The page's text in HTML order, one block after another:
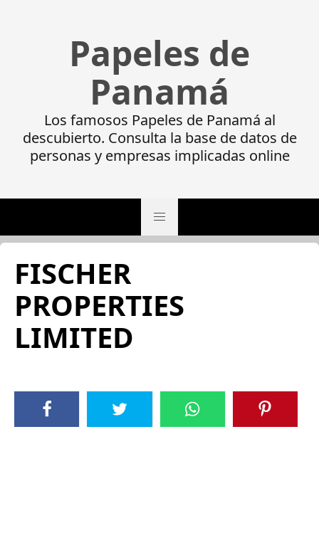
Papeles de
Panamá
Los famosos Papeles de Panamá al
descubierto. Consulta la base de datos de
personas y empresas implicadas online
FISCHER
PROPERTIES
LIMITED